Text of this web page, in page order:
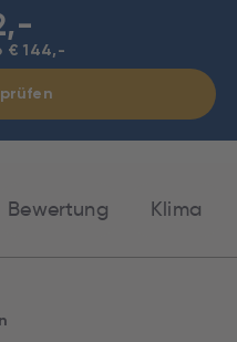
€ 144,-
Bewertung Klima